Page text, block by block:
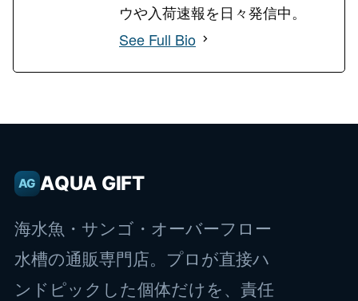
ウや入荷速報を日々発信中。
See Full Bio
AG AQUA GIFT
海水魚・サンゴ・オーバーフロー
水槽の通販専門店。プロが直接ハ
ンドピックした個体だけを、責任